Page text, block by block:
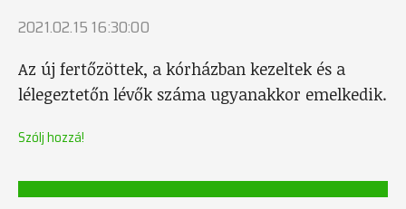
2021.02.15 16:30:00
Az új fertőzöttek, a kórházban kezeltek és a
lélegeztetőn lévők száma ugyanakkor emelkedik.
Szólj hozzá!